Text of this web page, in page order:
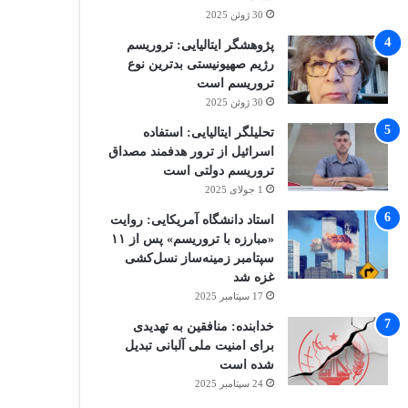
30 ژوئن 2025
پژوهشگر ایتالیایی: تروریسم
رژیم صهیونیستی بدترین نوع
تروریسم است
30 ژوئن 2025
تحلیلگر ایتالیایی: استفاده
اسرائیل از ترور هدفمند مصداق
تروریسم دولتی است
1 جولای 2025
استاد دانشگاه آمریکایی: روایت
«مبارزه با تروریسم» پس از ۱۱
سپتامبر زمینه‌ساز نسل‌کشی
غزه شد
17 سپتامبر 2025
خدابنده: منافقین به تهدیدی
برای امنیت ملی آلبانی تبدیل
شده است
24 سپتامبر 2025